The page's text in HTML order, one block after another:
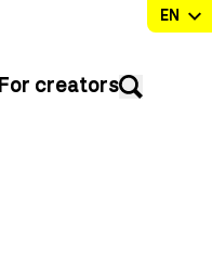
For creators